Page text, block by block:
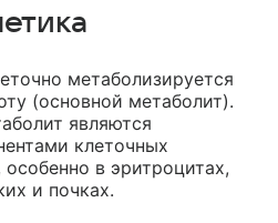
метаболизируется
(основной метаболит).
являются
клеточных
в эритроцитах,
и почках.